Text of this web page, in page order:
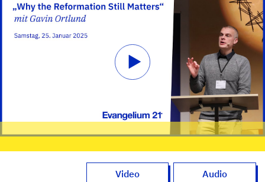
Video Audio